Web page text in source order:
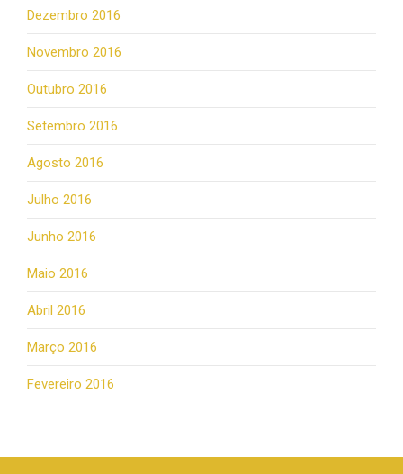
Dezembro 2016
Novembro 2016
Outubro 2016
Setembro 2016
Agosto 2016
Julho 2016
Junho 2016
Maio 2016
Abril 2016
Março 2016
Fevereiro 2016